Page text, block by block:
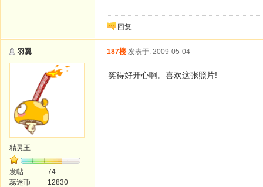
回复
羽翼
精灵王
发帖
74
蕊迷币
12830
187楼 发表于: 2009-05-04
笑得好开心啊。喜欢这张照片!